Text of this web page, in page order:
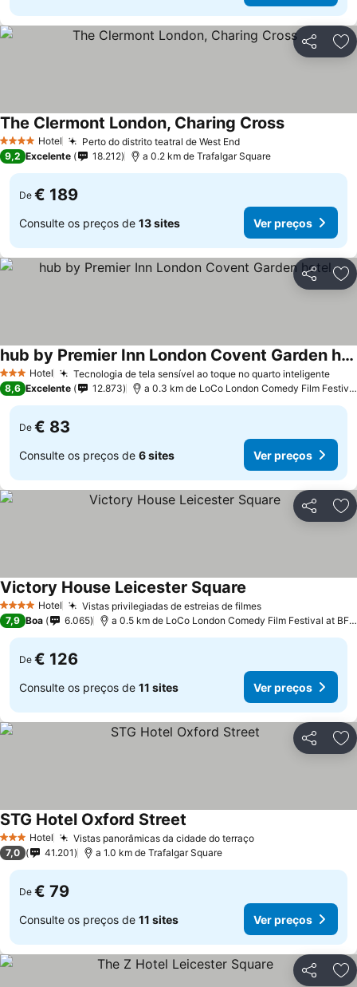
Partilhar
4 EstrelasHotel Perto do distrito teatral de West EndVer preços
The Clermont London, Charing CrossVer preços
9,2 Excelente 18.212 a 0.2 km de Trafalgar Square
De € 189
Consulte os preços de 13 sites Ver preços
Partilhar
3 EstrelasHotel Tecnologia de tela sensível ao toque no quarto inteligenteVer
hub by Premier Inn London Covent Garden hotel
Ver preços
8,6 Excelente 12.873 a 0.3 km de LoCo London Comedy Film
De € 83
Consulte os preços de 6 sites Ver preços
Partilhar
4 EstrelasHotel Vistas privilegiadas de estreias de filmesVer preços
Victory House Leicester Square
7,9 Boa 6.065 a 0.5 km de LoCo London Comedy Film Festival at BFI
De € 126
Consulte os preços de 11 sites Ver preços
Partilhar
3 EstrelasHotel Vistas panorâmicas da cidade do terraçoVer preços
STG Hotel Oxford Street
7,0 41.201 a 1.0 km de Trafalgar Square
De € 79
Consulte os preços de 11 sites Ver preços
Partilhar